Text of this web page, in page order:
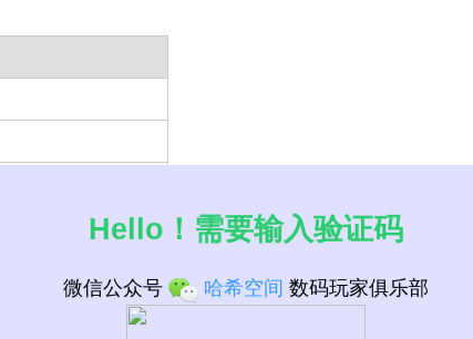
Hello！需要输入验证码
微信公众号 哈希空间 数码玩家俱乐部